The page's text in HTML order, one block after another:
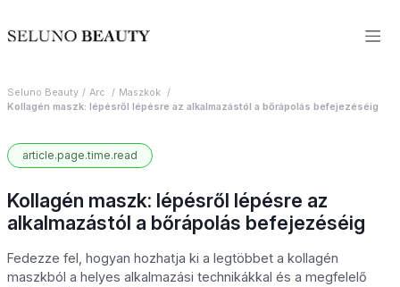
Seluno Beauty Arc
Maszkok
Kollagén maszk: lépésről lépésre az alkalmazástól a bőrápolás befejezéséig
article.page.time.read
Kollagén maszk: lépésről lépésre az
alkalmazástól a bőrápolás befejezéséig
Fedezze fel, hogyan hozhatja ki a legtöbbet a kollagén
maszkból a helyes alkalmazási technikákkal és a megfelelő